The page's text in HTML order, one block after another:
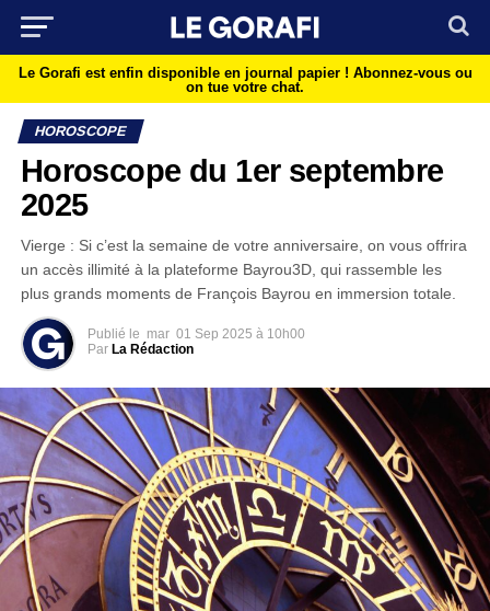
Le Gorafi est enfin disponible en journal papier ! Abonnez-vous ou
on tue votre chat.
HOROSCOPE
Horoscope du 1er septembre
2025
Vierge : Si c’est la semaine de votre anniversaire, on vous offrira
un accès illimité à la plateforme Bayrou3D, qui rassemble les
plus grands moments de François Bayrou en immersion totale.
Publié le mar 01 Sep 2025 à 10h00
Par La Rédaction